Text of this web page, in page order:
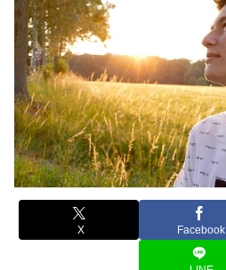
X Facebook